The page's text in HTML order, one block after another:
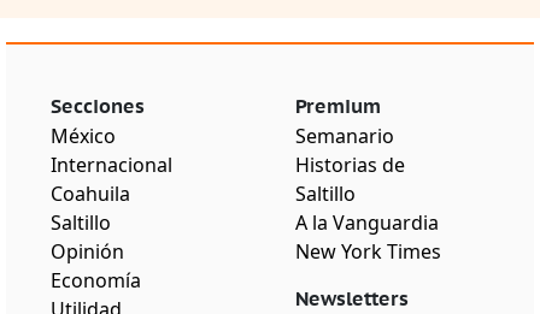
Secciones
México
Internacional
Coahuila
Saltillo
Opinión
Economía
Premium
Semanario
Historias de
Saltillo
A la Vanguardia
New York Times
Newsletters